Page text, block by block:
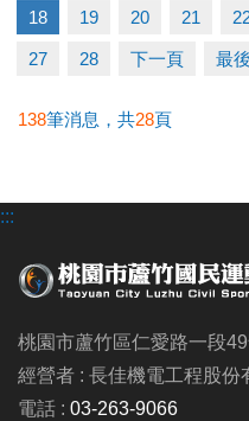
限額 15 位！ 掃描 QR
位！
https://forms.gle/
18 19 20 21
27 28 下一頁 最
138筆消息，共28頁
:::
桃園市蘆竹區仁愛路一段
經營者 : 長佳機電工程股份
電話 : 03-263-9066